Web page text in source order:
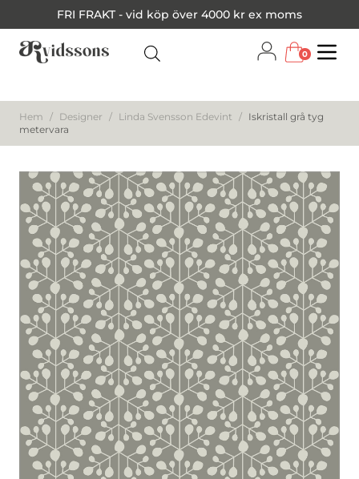
FRI FRAKT - vid köp över 4000 kr ex moms
0
Hem / Designer / Linda Svensson Edevint / Iskristall grå tyg
metervara